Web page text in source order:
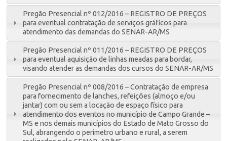
Pregão Presencial nº 012/2016 – REGISTRO DE PREÇOS
para eventual contratação de serviços gráficos para
atendimento das demandas do SENAR-AR/MS
Pregão Presencial nº 011/2016 – REGISTRO DE PREÇOS
para eventual aquisição de linhas meadas para bordar,
visando atender as demandas dos cursos do SENAR-AR/MS
Pregão Presencial nº 008/2016 – Contratação de empresa
para fornecimento de lanches, refeições (almoço e/ou
jantar) com ou sem a locação de espaço físico para
atendimento dos eventos no município de Campo Grande –
MS e nos demais municípios do Estado de Mato Grosso do
Sul, abrangendo o perímetro urbano e rural, a serem